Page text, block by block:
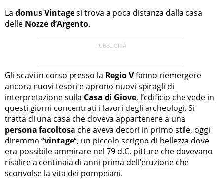
La domus Vintagesi trova a poca distanza dalla casa
delle Nozze d’Argento.
Gli scavi in corso presso la Regio Vfanno riemergere
ancora nuovi tesori e aprono nuovi spiragli di
interpretazione sulla Casa di Giove, l’edificio che vede in
questi giorni concentrati i lavori degli archeologi. Si
tratta di una casa che doveva appartenere a una
persona facoltosa che aveva decori in primo stile, oggi
diremmo “vintage“, un piccolo scrigno di bellezza dove
era possibile ammirare nel 79 d.C. pitture che dovevano
risalire a centinaia di anni prima dell’eruzione che
sconvolse la vita dei pompeiani.